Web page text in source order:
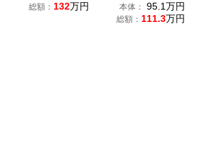
総額： 132万円 本体： 95.1万円
総額： 111.3万円